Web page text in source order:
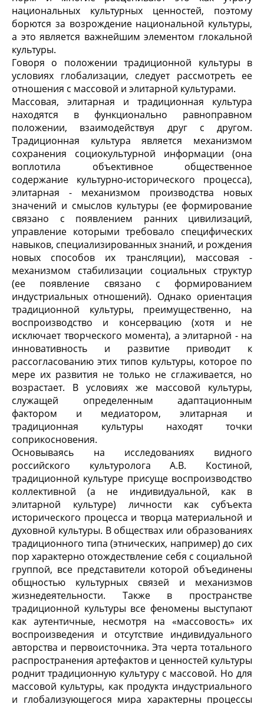
национальных культурных ценностей, поэтому
борются за возрождение национальной культуры,
а это является важнейшим элементом глокальной
культуры.
Говоря о положении традиционной культуры в
условиях глобализации, следует рассмотреть ее
отношения с массовой и элитарной культурами.
Массовая, элитарная и традиционная культура
находятся в функционально равноправном
положении, взаимодействуя друг с другом.
Традиционная культура является механизмом
сохранения социокультурной информации (она
воплотила объективное общественное
содержание культурно-исторического процесса),
элитарная - механизмом производства новых
значений и смыслов культуры (ее формирование
связано с появлением ранних цивилизаций,
управление которыми требовало специфических
навыков, специализированных знаний, и рождения
новых способов их трансляции), массовая -
механизмом стабилизации социальных структур
(ее появление связано с формированием
индустриальных отношений). Однако ориентация
традиционной культуры, преимущественно, на
воспроизводство и консервацию (хотя и не
исключает творческого момента), а элитарной - на
инновативность и развитие приводит к
рассогласованию этих типов культуры, которое по
мере их развития не только не сглаживается, но
возрастает. В условиях же массовой культуры,
служащей определенным адаптационным
фактором и медиатором, элитарная и
традиционная культуры находят точки
соприкосновения.
Основываясь на исследованиях видного
российского культуролога А.В. Костиной,
традиционной культуре присуще воспроизводство
коллективной (а не индивидуальной, как в
элитарной культуре) личности как субъекта
исторического процесса и творца материальной и
духовной культуры. В обществах или образованиях
традиционного типа (этнических, например) до сих
пор характерно отождествление себя с социальной
группой, все представители которой объединены
общностью культурных связей и механизмов
жизнедеятельности. Также в пространстве
традиционной культуры все феномены выступают
как аутентичные, несмотря на «массовость» их
воспроизведения и отсутствие индивидуального
авторства и первоисточника. Эта черта тотального
распространения артефактов и ценностей культуры
роднит традиционную культуру с массовой. Но для
массовой культуры, как продукта индустриального
и глобализующегося мира характерны процессы